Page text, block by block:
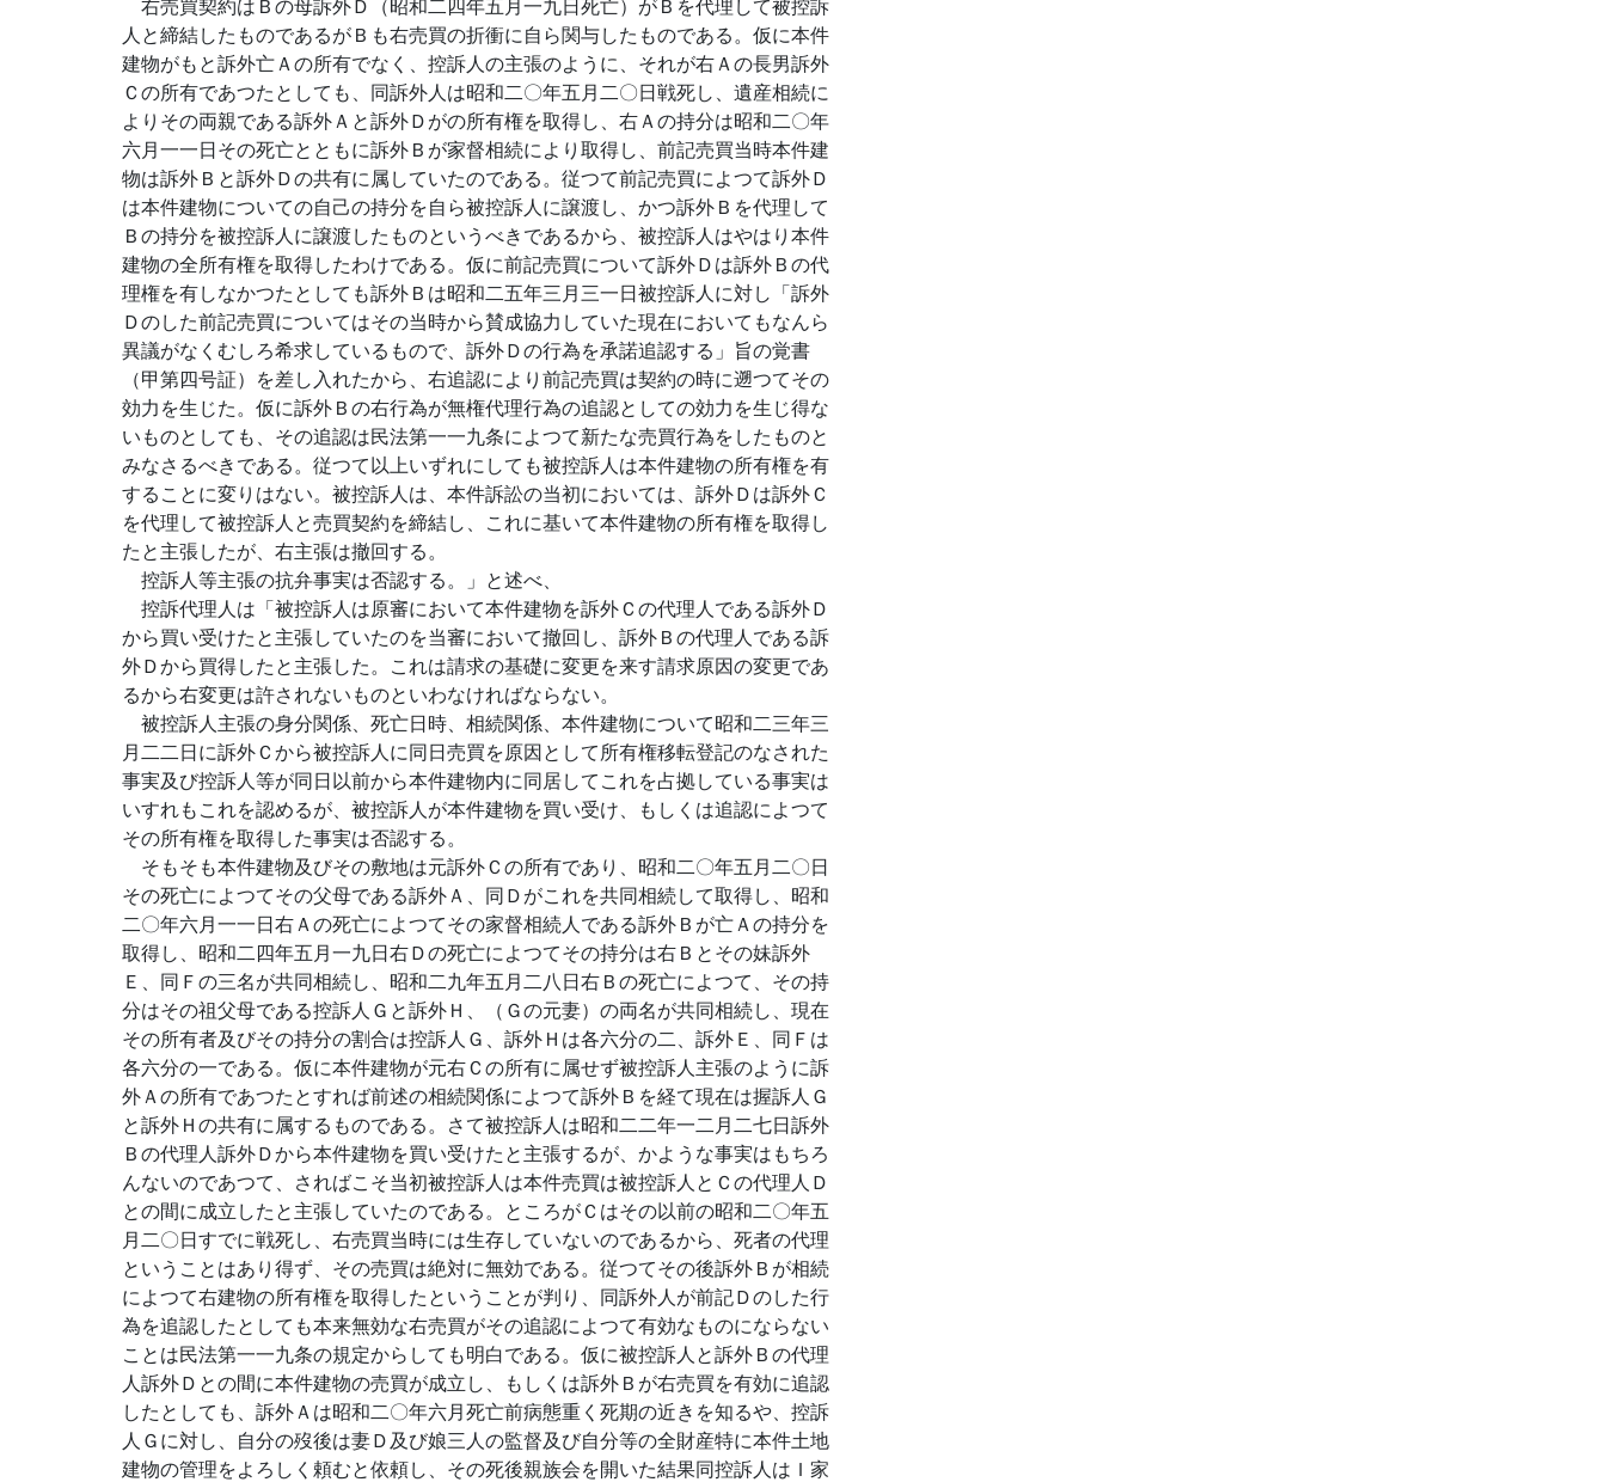
右売買契約はＢの母訴外Ｄ（昭和二四年五月一九日死亡）がＢを代理して被控訴
人と締結したものであるがＢも右売買の折衝に自ら関与したものである。仮に本件
建物がもと訴外亡Ａの所有でなく、控訴人の主張のように、それが右Ａの長男訴外
Ｃの所有であつたとしても、同訴外人は昭和二〇年五月二〇日戦死し、遺産相続に
よりその両親である訴外Ａと訴外Ｄがの所有権を取得し、右Ａの持分は昭和二〇年
六月一一日その死亡とともに訴外Ｂが家督相続により取得し、前記売買当時本件建
物は訴外Ｂと訴外Ｄの共有に属していたのである。従つて前記売買によつて訴外Ｄ
は本件建物についての自己の持分を自ら被控訴人に譲渡し、かつ訴外Ｂを代理して
Ｂの持分を被控訴人に譲渡したものというべきであるから、被控訴人はやはり本件
建物の全所有権を取得したわけである。仮に前記売買について訴外Ｄは訴外Ｂの代
理権を有しなかつたとしても訴外Ｂは昭和二五年三月三一日被控訴人に対し「訴外
Ｄのした前記売買についてはその当時から賛成協力していた現在においてもなんら
異議がなくむしろ希求しているもので、訴外Ｄの行為を承諾追認する」旨の覚書
（甲第四号証）を差し入れたから、右追認により前記売買は契約の時に遡つてその
効力を生じた。仮に訴外Ｂの右行為が無権代理行為の追認としての効力を生じ得な
いものとしても、その追認は民法第一一九条によつて新たな売買行為をしたものと
みなさるべきである。従つて以上いずれにしても被控訴人は本件建物の所有権を有
することに変りはない。被控訴人は、本件訴訟の当初においては、訴外Ｄは訴外Ｃ
を代理して被控訴人と売買契約を締結し、これに基いて本件建物の所有権を取得し
たと主張したが、右主張は撤回する。
控訴人等主張の抗弁事実は否認する。」と述べ、
控訴代理人は「被控訴人は原審において本件建物を訴外Ｃの代理人である訴外Ｄ
から買い受けたと主張していたのを当審において撤回し、訴外Ｂの代理人である訴
外Ｄから買得したと主張した。これは請求の基礎に変更を来す請求原因の変更であ
るから右変更は許されないものといわなければならない。
被控訴人主張の身分関係、死亡日時、相続関係、本件建物について昭和二三年三
月二二日に訴外Ｃから被控訴人に同日売買を原因として所有権移転登記のなされた
事実及び控訴人等が同日以前から本件建物内に同居してこれを占拠している事実は
いすれもこれを認めるが、被控訴人が本件建物を買い受け、もしくは追認によつて
その所有権を取得した事実は否認する。
そもそも本件建物及びその敷地は元訴外Ｃの所有であり、昭和二〇年五月二〇日
その死亡によつてその父母である訴外Ａ、同Ｄがこれを共同相続して取得し、昭和
二〇年六月一一日右Ａの死亡によつてその家督相続人である訴外Ｂが亡Ａの持分を
取得し、昭和二四年五月一九日右Ｄの死亡によつてその持分は右Ｂとその妹訴外
Ｅ、同Ｆの三名が共同相続し、昭和二九年五月二八日右Ｂの死亡によつて、その持
分はその祖父母である控訴人Ｇと訴外Ｈ、（Ｇの元妻）の両名が共同相続し、現在
その所有者及びその持分の割合は控訴人Ｇ、訴外Ｈは各六分の二、訴外Ｅ、同Ｆは
各六分の一である。仮に本件建物が元右Ｃの所有に属せず被控訴人主張のように訴
外Ａの所有であつたとすれば前述の相続関係によつて訴外Ｂを経て現在は握訴人Ｇ
と訴外Ｈの共有に属するものである。さて被控訴人は昭和二二年一二月二七日訴外
Ｂの代理人訴外Ｄから本件建物を買い受けたと主張するが、かような事実はもちろ
んないのであつて、さればこそ当初被控訴人は本件売買は被控訴人とＣの代理人Ｄ
との間に成立したと主張していたのである。ところがＣはその以前の昭和二〇年五
月二〇日すでに戦死し、右売買当時には生存していないのであるから、死者の代理
ということはあり得ず、その売買は絶対に無効である。従つてその後訴外Ｂが相続
によつて右建物の所有権を取得したということが判り、同訴外人が前記Ｄのした行
為を追認したとしても本来無効な右売買がその追認によつて有効なものにならない
ことは民法第一一九条の規定からしても明白である。仮に被控訴人と訴外Ｂの代理
人訴外Ｄとの間に本件建物の売買が成立し、もしくは訴外Ｂが右売買を有効に追認
したとしても、訴外Ａは昭和二〇年六月死亡前病態重く死期の近きを知るや、控訴
人Ｇに対し、自分の歿後は妻Ｄ及び娘三人の監督及び自分等の全財産特に本件土地
建物の管理をよろしく頼むと依頼し、その死後親族会を開いた結果同控訴人はＩ家